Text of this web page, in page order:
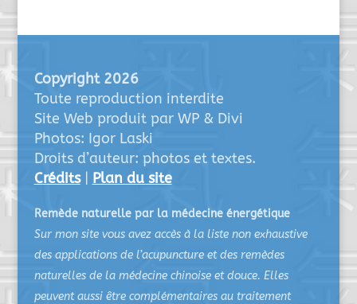
Copyright 2026
Toute reproduction interdite
Site Web produit par WP & Divi
Photos: Igor Laski
Droits d’auteur: photos et textes.
Crédits| Plan du site
Remède naturelle par la médecine énergétique
Sur mon site vous avez accès à la liste non exhaustive
des applications de l’acupuncture et des remèdes
naturelles de la médecine chinoise et douce. Elles
peuvent aussi être complémentaires au traitement